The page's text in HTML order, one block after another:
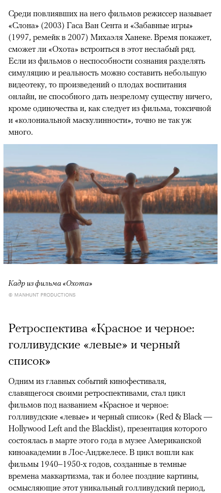
Среди повлиявших на него фильмов режиссер называет
«Слона» (2003) Гаса Ван Сента и «Забавные игры»
(1997, ремейк в 2007) Михаэля Ханеке. Время покажет,
сможет ли «Охота» встроиться в этот неслабый ряд.
Если из фильмов о неспособности сознания разделять
симуляцию и реальность можно составить небольшую
видеотеку, то произведений о плодах воспитания
онлайн, не способного дать незрелому существу ничего,
кроме одиночества и, как следует из фильма, токсичной
и «колониальной маскулинности», точно не так уж
много.
Кадр из фильма «Охота»
© MANHUNT PRODUCTIONS
Ретроспектива «Красное и черное:
голливудские «левые» и черный
список»
Одним из главных событий кинофестиваля,
славящегося своими ретроспективами, стал цикл
фильмов под названием «Красное и черное:
голливудские «левые» и черный список» (Red & Black —
Hollywood Left and the Blacklist), презентация которого
состоялась в марте этого года в музее Американской
киноакадемии в Лос-Анджелесе. В цикл вошли как
фильмы 1940–1950-х годов, созданные в темные
времена маккартизма, так и более поздние картины,
осмысляющие этот уникальный голливудский период,